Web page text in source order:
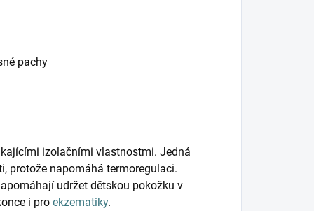
pachy
izolačními vlastnostmi. Jedná
protože napomáhá termoregulaci.
udržet dětskou pokožku v
i pro ekzematiky.